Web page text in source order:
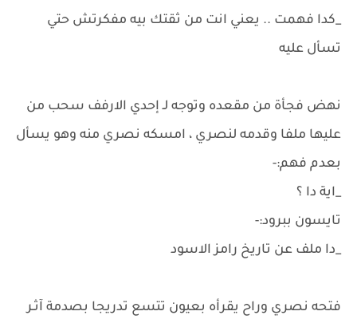
_كدا فهمت .. يعني انت من ثقتك بيه مفكرتش حتي
تسأل عليه
نهض فجأة من مقعده وتوجه لـ إحدي الارفف سحب من
عليها ملفا وقدمه لنصري ، امسكه نصري منه وهو يسأل
بعدم فهم:-
_اية دا ؟
تايسون ببرود:-
_دا ملف عن تاريخ رامز الاسود
فتحه نصري وراح يقرأه بعيون تتسع تدريجا بصدمة آثـر